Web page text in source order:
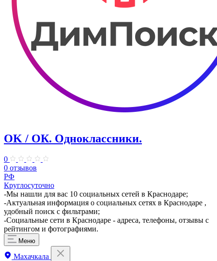
OK / ОК. Одноклассники.
0
0 отзывов
РФ
Круглосуточно
-Мы нашли для вас 10 социальных сетей в Краснодаре;
-Актуальная информация о социальных сетях в Краснодаре ,
удобный поиск с фильтрами;
-Социальные сети в Краснодаре - адреса, телефоны, отзывы с
рейтингом и фотографиями.
Меню
Махачкала